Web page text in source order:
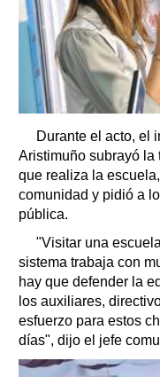
Durante el acto, el
Aristimuño subrayó la
que realiza la
comunidad y pidió a
pública.
"Visitar una
sistema trabaja con
hay que defender la
los auxiliares,
esfuerzo para estos
días", dijo el jefe